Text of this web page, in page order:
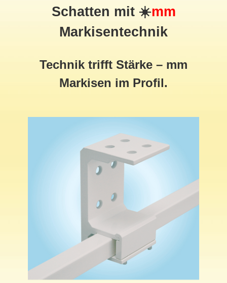
Schatten mit ☀️mm
Markisentechnik
Technik trifft Stärke – mm
Markisen im Profil.